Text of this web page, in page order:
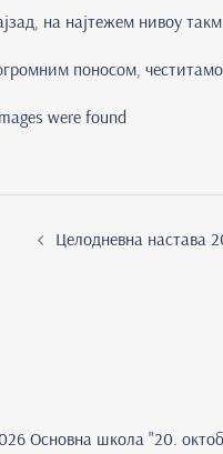
на најтежем нивоу
поносом,
were found
Целодневна настава
Основна школа "20.